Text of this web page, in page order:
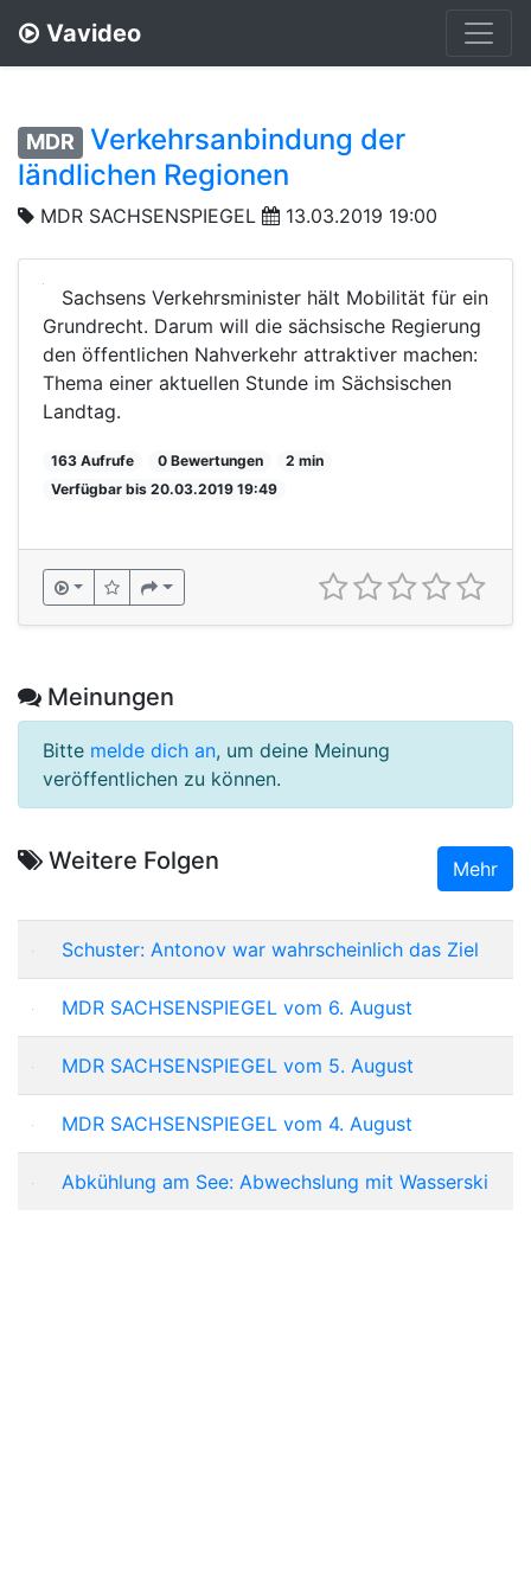
Vavideo
MDR
Verkehrsanbindung der
ländlichen Regionen
MDR SACHSENSPIEGEL 13.03.2019 19:00
Sachsens Verkehrsminister hält Mobilität für ein
Grundrecht. Darum will die sächsische Regierung
den öffentlichen Nahverkehr attraktiver machen:
Thema einer aktuellen Stunde im Sächsischen
Landtag.
163 Aufrufe 0 Bewertungen
2 min
Verfügbar bis 20.03.2019 19:49
Meinungen
Bitte melde dich an, um deine Meinung
veröffentlichen zu können.
Weitere Folgen Mehr
Schuster: Antonov war wahrscheinlich das Ziel
MDR SACHSENSPIEGEL vom 6. August
MDR SACHSENSPIEGEL vom 5. August
MDR SACHSENSPIEGEL vom 4. August
Abkühlung am See: Abwechslung mit Wasserski